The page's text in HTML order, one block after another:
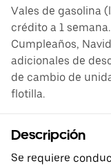
Vales de gasolina
crédito a 1
Cumpleaños,
adicionales de
de cambio de
flotilla.
Descripción
Se requiere